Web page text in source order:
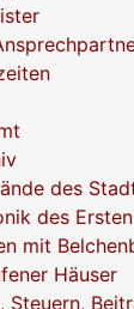
des
des
mit
Häuser
Steuern,